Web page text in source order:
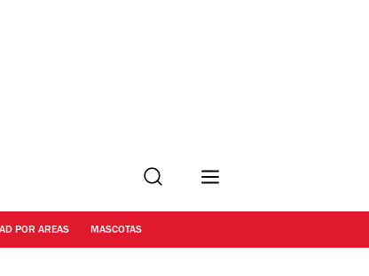
Buscar
POR AREAS MASCOTAS